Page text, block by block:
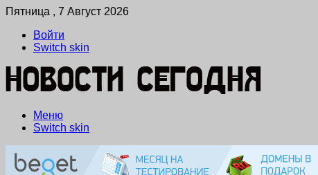
Пятница , 7 Август 2026
Войти
Switch skin
Меню
Switch skin